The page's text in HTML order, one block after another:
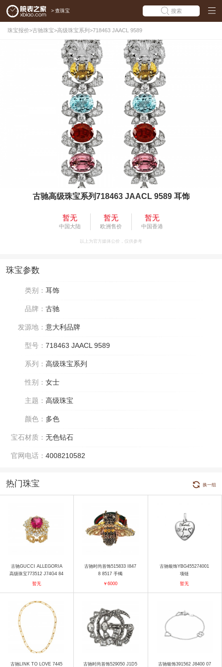
> 查珠宝 搜索
珠宝报价>古驰珠宝>高级珠宝系列 >718463 JAACL 9589
古驰高级珠宝系列718463 JAACL 9589 耳饰
暂无
中国大陆
暂无
欧洲售价
暂无
中国香港
以上为官方媒体公价，仅供参考
珠宝参数
类别： 耳饰
品牌： 古驰
发源地： 意大利品牌
型号： 718463 JAACL 9589
系列： 高级珠宝系列
性别： 女士
主题： 高级珠宝
颜色： 多色
宝石材质： 无色钻石
官网电话： 4008210582
热门珠宝 换一组
古驰GUCCI ALLEGORIA
高级珠宝773512 J74G4 84
89 戒指
暂无
古驰时尚首饰515833 I847
8 8517 手镯
￥6000
古驰银饰YBG455274001
项链
暂无
古驰LINK TO LOVE 7445 古驰时尚首饰529050 J1D5 古驰银饰391562 J8400 07